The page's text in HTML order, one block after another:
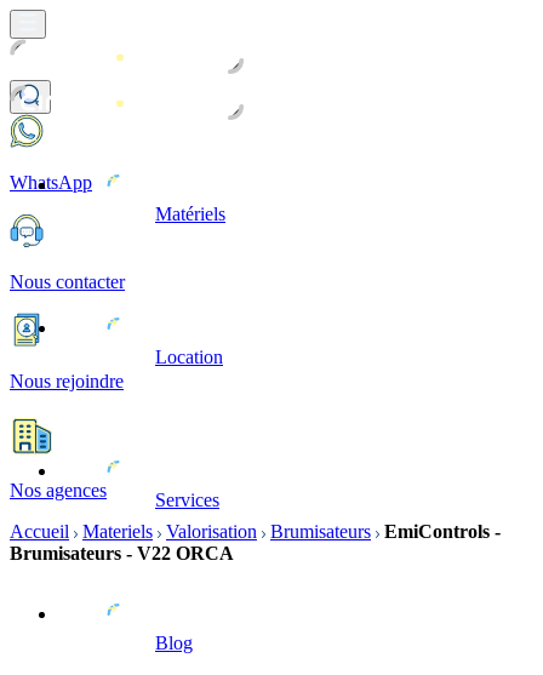
Matériels
Location
Services
Blog
WhatsApp
Nous contacter
Nous rejoindre
Nos agences
Accueil
Materiels Valorisation Brumisateurs
EmiControls -
Brumisateurs - V22 ORCA